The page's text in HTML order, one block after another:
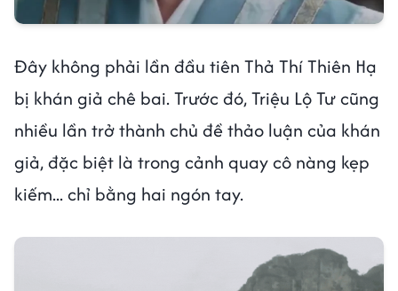
Đây không phải lần đầu tiên Thả Thí Thiên Hạ
bị khán giả chê bai. Trước đó, Triệu Lộ Tư cũng
nhiều lần trở thành chủ đề thảo luận của khán
giả, đặc biệt là trong cảnh quay cô nàng kẹp
kiếm... chỉ bằng hai ngón tay.